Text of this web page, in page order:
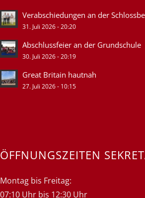
Verabschiedungen an der
31. Juli 2026 - 20:20
Abschlussfeier an der Grundschule
30. Juli 2026 - 20:19
Great Britain hautnah
27. Juli 2026 - 10:15
ÖFFNUNGSZEITEN
Montag bis Freitag:
07:10 Uhr bis 12:30 Uhr